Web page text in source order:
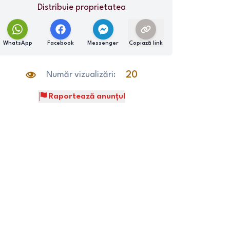
Distribuie proprietatea
WhatsApp Facebook Messenger Copiază link
Număr vizualizări: 20
Raportează anunțul